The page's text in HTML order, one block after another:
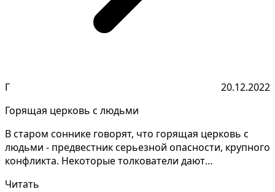
Г
20.12.2022
Горящая церковь с людьми
В старом соннике говорят, что горящая церковь с
людьми - предвестник серьезной опасности, крупного
конфликта. Некоторые толкователи дают
Читать